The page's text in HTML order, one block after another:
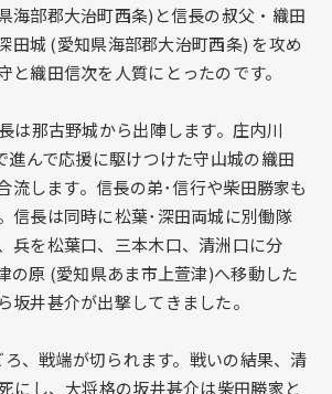
海部郡大治町西条)と信長の叔父・織田
田城 (愛知県海部郡大治町西条) を攻め
と織田信次を人質にとったのです。
は那古野城から出陣します。庄内川
進んで応援に駆けつけた守山城の織田
流します。信長の弟･信行や柴田勝家も
信長は同時に松葉･深田両城に別働隊
兵を松葉口、三本木口、清洲口に分
の原 (愛知県あま市上萱津)へ移動した
坂井甚介が出撃してきました。
、戦端が切られます。戦いの結果、清
にし、大将格の坂井甚介は柴田勝家と